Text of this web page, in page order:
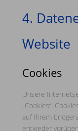
4.
Website
Cookies
Unsere
„Cookies“.
auf Ihrem
entweder